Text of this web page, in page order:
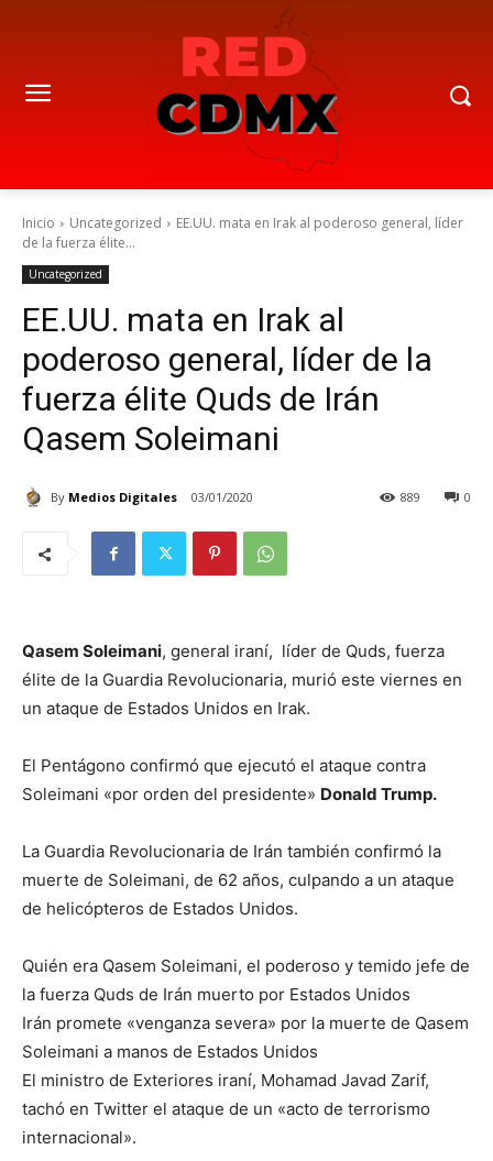
Inicio Uncategorized
EE.UU. mata en Irak al poderoso general, líder
de la fuerza élite...
Uncategorized
EE.UU. mata en Irak al
poderoso general, líder de la
fuerza élite Quds de Irán
Qasem Soleimani
By Medios Digitales 03/01/2020 0
889
Qasem Soleimani, general iraní, líder de Quds, fuerza
élite de la Guardia Revolucionaria, murió este viernes en
un ataque de Estados Unidos en Irak.
El Pentágono confirmó que ejecutó el ataque contra
Soleimani «por orden del presidente» Donald Trump.
La Guardia Revolucionaria de Irán también confirmó la
muerte de Soleimani, de 62 años, culpando a un ataque
de helicópteros de Estados Unidos.
Quién era Qasem Soleimani, el poderoso y temido jefe de
la fuerza Quds de Irán muerto por Estados Unidos
Irán promete «venganza severa» por la muerte de Qasem
Soleimani a manos de Estados Unidos
El ministro de Exteriores iraní, Mohamad Javad Zarif,
tachó en Twitter el ataque de un «acto de terrorismo
internacional».